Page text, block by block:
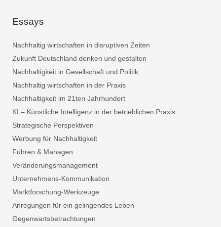
Essays
Nachhaltig wirtschaften in disruptiven Zeiten
Zukunft Deutschland denken und gestalten
Nachhaltigkeit in Gesellschaft und Politik
Nachhaltig wirtschaften in der Praxis
Nachhaltigkeit im 21ten Jahrhundert
KI – Künstliche Intelligenz in der betrieblichen Praxis
Strategische Perspektiven
Werbung für Nachhaltigkeit
Führen & Managen
Veränderungsmanagement
Unternehmens-Kommunikation
Marktforschung-Werkzeuge
Anregungen für ein gelingendes Leben
Gegenwartsbetrachtungen